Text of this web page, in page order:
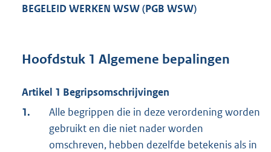
BEGELEID WERKEN WSW (PGB WSW)
Hoofdstuk 1 Algemene bepalingen
Artikel 1 Begripsomschrijvingen
1.
Alle begrippen die in deze verordening worden
gebruikt en die niet nader worden
omschreven, hebben dezelfde betekenis als in